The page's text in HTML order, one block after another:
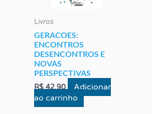
Livros
GERACOES:
ENCONTROS
DESENCONTROS E
NOVAS
PERSPECTIVAS
R$42,90
Adicionar
ao carrinho